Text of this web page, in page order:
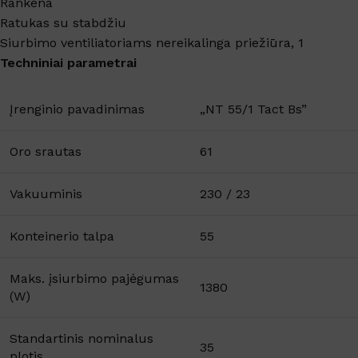
Ratukas su stabdžiu
Siurbimo ventiliatoriams nereikalinga priežiūra, 1
Techniniai parametrai
Įrenginio pavadinimas „NT 55/1 Tact Bs”
Oro srautas 61
Vakuuminis 230 / 23
Konteinerio talpa 55
Maks. įsiurbimo pajėgumas
(W)
1380
Standartinis nominalus
35